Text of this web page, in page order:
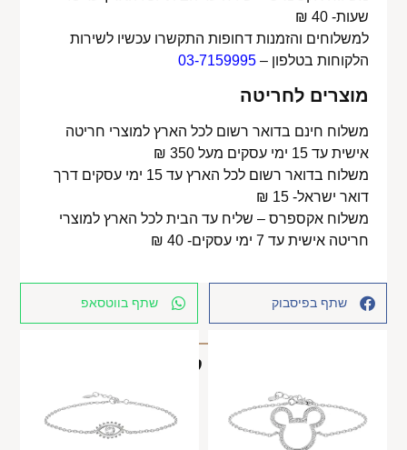
שעות- 40 ₪
למשלוחים והזמנות דחופות התקשרו עכשיו לשירות
הלקוחות בטלפון –03-7159995
מוצרים לחריטה
משלוח חינם בדואר רשום לכל הארץ למוצרי חריטה
אישית עד 15 ימי עסקים מעל 350 ₪
משלוח בדואר רשום לכל הארץ עד 15 ימי עסקים דרך
דואר ישראל- 15 ₪
משלוח אקספרס – שליח עד הבית לכל הארץ למוצרי
חריטה אישית עד 7 ימי עסקים- 40 ₪
שתף בפיסבוק שתף בווטסאפ
מוצרים קשורים